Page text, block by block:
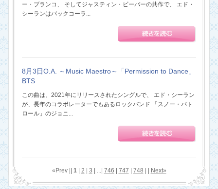
ー・ブランコ、 そしてジャスティン・ビーバーの共作で、 エド・
シーランはバックコーラ...
8月3日O.A. ～Music Maestro～「Permission to Dance」
BTS
この曲は、2021年にリリースされたシングルで、 エド・シーラン
が、長年のコラボレーターでもあるロックバンド 「スノー・パト
ロール」のジョニ...
«Prev || 1| 2 3 | ...| 746 747 748 Next»